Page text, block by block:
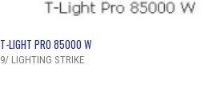
T-LIGHT PRO 85000 W
9/ LIGHTING STRIKE